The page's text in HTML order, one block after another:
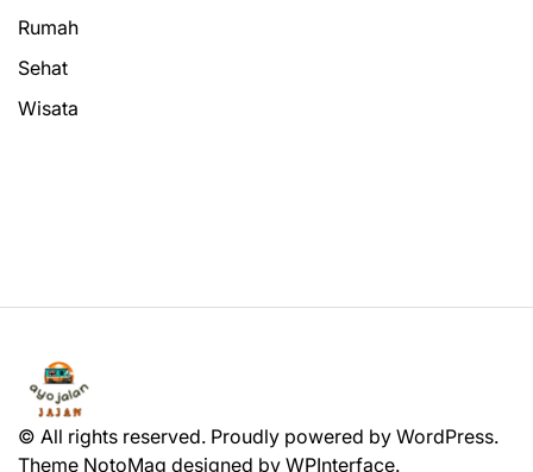
Rumah
Sehat
Wisata
© All rights reserved. Proudly powered by WordPress.
Theme NotoMag designed by WPInterface.